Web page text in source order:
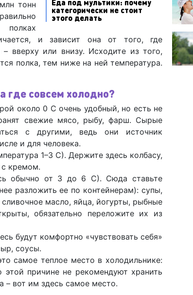
категорически не стоит
этого делать
тонн
и зависит она от того, где
вверху или внизу. Исходите из того,
полка, тем ниже на ней температура.
где совсем холодно?
около 0 С очень удобный, но есть не
свежие мясо, рыбу, фарш. Сырые
с другими, ведь они источник
и для человека.
1–3 С). Держите здесь колбасу,
с кремом.
обычно от 3 до 6 С). Сюда ставьте
разложить ее по контейнерам): супы,
масло, яйца, йогурты, рыбные
обязательно переложите их из
будут комфортно «чувствовать себя»
соусы.
самое теплое место в холодильнике:
причине не рекомендуют хранить
– вот им здесь самое место.